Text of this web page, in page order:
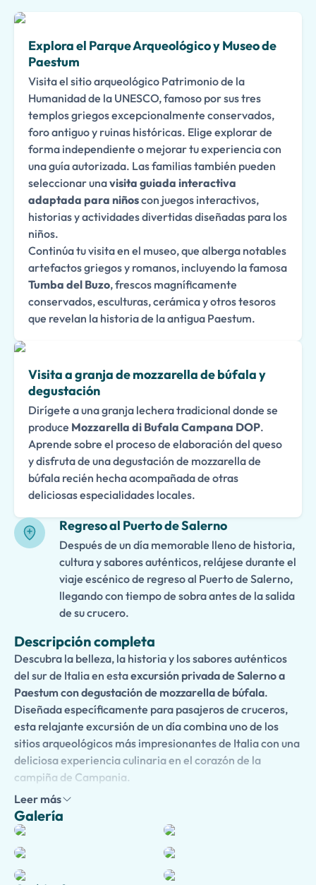
Explora el Parque Arqueológico y Museo de
Paestum
Visita el sitio arqueológico Patrimonio de la
Humanidad de la UNESCO, famoso por sus tres
templos griegos excepcionalmente conservados,
foro antiguo y ruinas históricas. Elige explorar de
forma independiente o mejorar tu experiencia con
una guía autorizada. Las familias también pueden
seleccionar unavisita guiada interactiva
adaptada para niñoscon juegos interactivos,
historias y actividades divertidas diseñadas para los
niños.
Continúa tu visita en el museo, que alberga notables
artefactos griegos y romanos, incluyendo la famosa
Tumba del Buzo, frescos magníficamente
conservados, esculturas, cerámica y otros tesoros
que revelan la historia de la antigua Paestum.
Visita a granja de mozzarella de búfala y
degustación
Dirígete a una granja lechera tradicional donde se
produce Mozzarella di Bufala Campana DOP.
Aprende sobre el proceso de elaboración del queso
y disfruta de una degustación de mozzarella de
búfala recién hecha acompañada de otras
deliciosas especialidades locales.
Regreso al Puerto de Salerno
Después de un día memorable lleno de historia,
cultura y sabores auténticos, relájese durante el
viaje escénico de regreso al Puerto de Salerno,
llegando con tiempo de sobra antes de la salida
de su crucero.
Descripción completa
Descubra la belleza, la historia y los sabores auténticos
del sur de Italia en estaexcursión privada de Salerno a
Paestum con degustación de mozzarella de búfala.
Diseñada específicamente para pasajeros de cruceros,
esta relajante excursión de un día combina uno de los
sitios arqueológicos más impresionantes de Italia con una
deliciosa experiencia culinaria en el corazón de la
campiña de Campania.
Viaje en la comodidad de un vehículo privado desde el
Puerto de Salerno a
, hogar de tres de los
templos griegos antiguos mejor conservados del mundo y
un área arqueológica fascinante reconocida como Sitio
del Patrimonio Mundial de la UNESCO. Explore el sitio de
Leer más
Galería